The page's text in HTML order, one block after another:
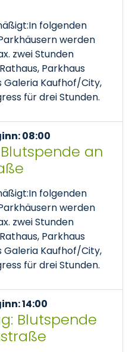
folgenden
werden
zwei Stunden
Parkhaus
Galeria Kaufhof/City,
für drei Stunden.
08:00
an
folgenden
werden
zwei Stunden
Parkhaus
Galeria Kaufhof/City,
für drei Stunden.
14:00
Blutspende